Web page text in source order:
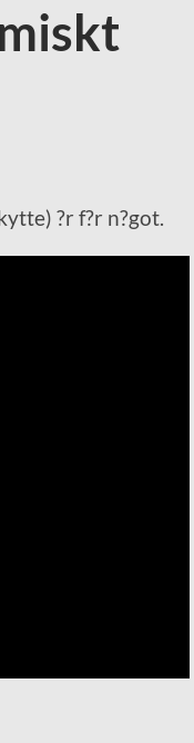
?r f?r n?got.